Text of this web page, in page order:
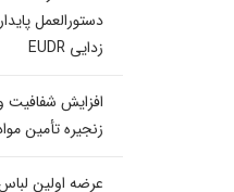
زدایی EUDR
افزایش شفافیت
زنجیره تأمین
عرضه اولین